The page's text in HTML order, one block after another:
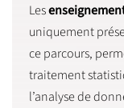
Les
uniquement
ce parcours,
traitement
l’analyse de